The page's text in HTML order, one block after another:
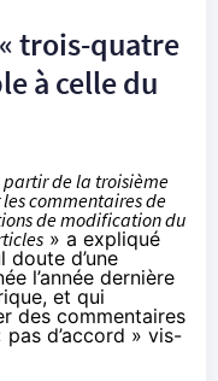
trois-quatre
à celle du
de la troisième
commentaires de
de modification du
» a expliqué
doute d’une
l’année dernière
et qui
des commentaires
d’accord » vis-